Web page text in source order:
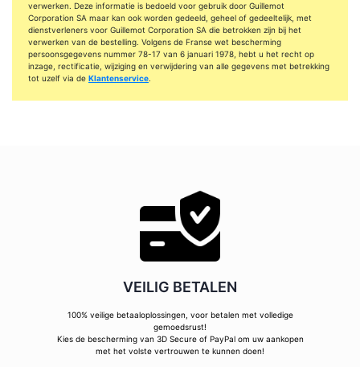
verwerken. Deze informatie is bedoeld voor gebruik door Guillemot
Corporation SA maar kan ook worden gedeeld, geheel of gedeeltelijk, met
dienstverleners voor Guillemot Corporation SA die betrokken zijn bij het
verwerken van de bestelling. Volgens de Franse wet bescherming
persoonsgegevens nummer 78-17 van 6 januari 1978, hebt u het recht op
inzage, rectificatie, wijziging en verwijdering van alle gegevens met betrekking
tot uzelf via de Klantenservice.
VEILIG BETALEN
100% veilige betaaloplossingen, voor betalen met volledige
gemoedsrust!
Kies de bescherming van 3D Secure of PayPal om uw aankopen
met het volste vertrouwen te kunnen doen!